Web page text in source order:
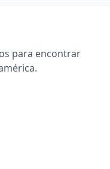
para encontrar